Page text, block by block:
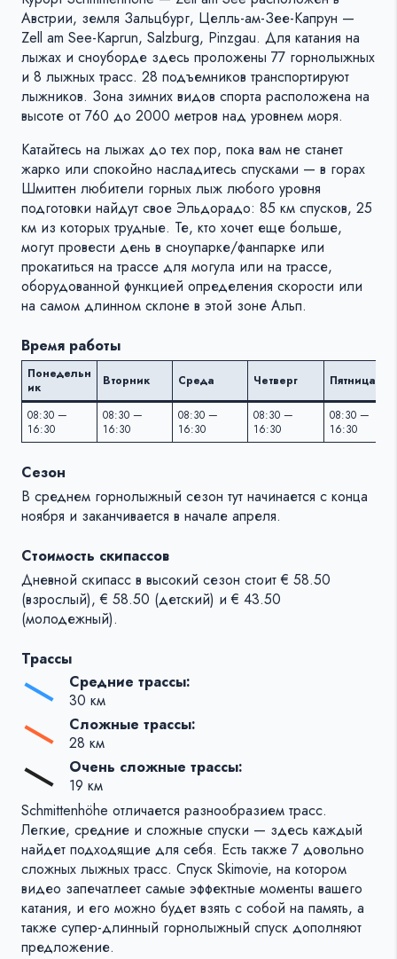
Австрии, земля Зальцбург, Целль-ам-Зее-Капрун —
Zell am See-Kaprun, Salzburg, Pinzgau. Для катания на
лыжах и сноуборде здесь проложены 77 горнолыжных
и 8 лыжных трасс. 28 подъемников транспортируют
лыжников. Зона зимних видов спорта расположена на
высоте от 760 до 2000 метров над уровнем моря.
Катайтесь на лыжах до тех пор, пока вам не станет
жарко или спокойно насладитесь спусками — в горах
Шмиттен любители горных лыж любого уровня
подготовки найдут свое Эльдорадо: 85 км спусков, 25
км из которых трудные. Те, кто хочет еще больше,
могут провести день в сноупарке/фанпарке или
прокатиться на трассе для могула или на трассе,
оборудованной функцией определения скорости или
на самом длинном склоне в этой зоне Альп.
Время работы
Понедельн
ик
Вторник Среда Четверг Пятница
08:30 —
16:30
08:30 —
16:30
08:30 —
16:30
08:30 —
16:30
08:30 —
16:30
Сезон
В среднем горнолыжный сезон тут начинается c конца
ноября и заканчивается в начале апреля.
Стоимость скипассов
Дневной скипасс в высокий сезон стоит € 58.50
(взрослый), € 58.50 (детский) и € 43.50
(молодежный).
Трассы
Средние трассы:
30 км
Сложные трассы:
28 км
Очень сложные трассы:
19 км
Schmittenhöhe отличается разнообразием трасс.
Легкие, средние и сложные спуски — здесь каждый
найдет подходящие для себя. Есть также 7 довольно
сложных лыжных трасс. Спуск Skimovie, на котором
видео запечатлеет самые эффектные моменты вашего
катания, и его можно будет взять с собой на память, а
также супер-длинный горнолыжный спуск дополняют
предложение.